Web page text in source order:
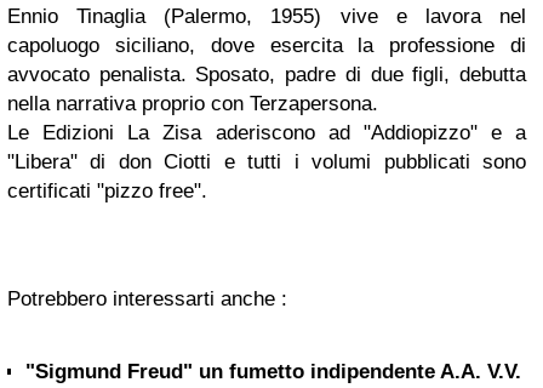
Ennio Tinaglia (Palermo, 1955) vive e lavora nel
capoluogo siciliano, dove esercita la professione di
avvocato penalista. Sposato, padre di due figli, debutta
nella narrativa proprio con Terzapersona.
Le Edizioni La Zisa aderiscono ad "Addiopizzo" e a
"Libera" di don Ciotti e tutti i volumi pubblicati sono
certificati "pizzo free".
Potrebbero interessarti anche :
"Sigmund Freud" un fumetto indipendente A.A. V.V.